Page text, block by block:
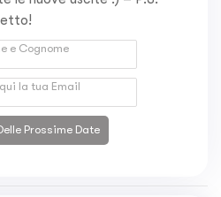
Prossime Date